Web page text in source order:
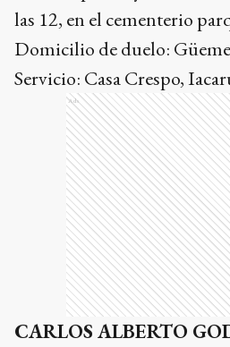
las 12, en el cementerio
Domicilio de duelo:
Servicio: Casa Crespo,
Ads
CARLOS ALBERTO